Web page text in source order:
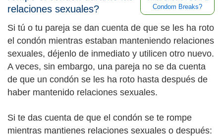
Condom Breaks?
relaciones sexuales?
Si tú o tu pareja se dan cuenta de que se les ha roto
el condón mientras estaban manteniendo relaciones
sexuales, déjenlo de inmediato y utilicen otro nuevo.
A veces, sin embargo, una pareja no se da cuenta
de que un condón se les ha roto hasta después de
haber mantenido relaciones sexuales.
Si te das cuenta de que el condón se te rompe
mientras mantienes relaciones sexuales o después: